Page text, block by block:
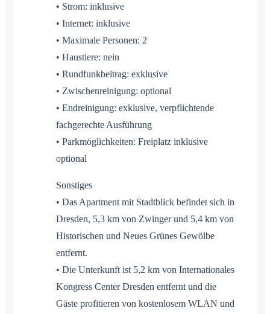
• Strom: inklusive
• Internet: inklusive
• Maximale Personen: 2
• Haustiere: nein
• Rundfunkbeitrag: exklusive
• Zwischenreinigung: optional
• Endreinigung: exklusive, verpflichtende
fachgerechte Ausführung
• Parkmöglichkeiten: Freiplatz inklusive
optional
Sonstiges
• Das Apartment mit Stadtblick befindet sich in
Dresden, 5,3 km von Zwinger und 5,4 km von
Historischen und Neues Grünes Gewölbe
entfernt.
• Die Unterkunft ist 5,2 km von Internationales
Kongress Center Dresden entfernt und die
Gäste profitieren von kostenlosem WLAN und